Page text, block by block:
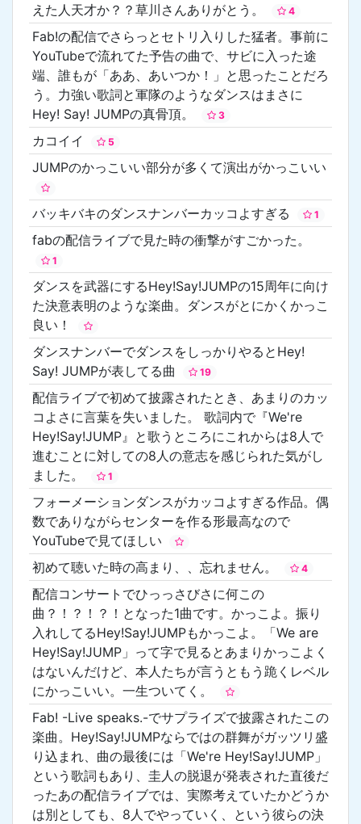
えた人天才か？？草川さんありがとう。
4
Fab!の配信でさらっとセトリ入りした猛者。事前に
YouTubeで流れてた予告の曲で、サビに入った途
端、誰もが「ああ、あいつか！」と思ったことだろ
う。力強い歌詞と軍隊のようなダンスはまさに
Hey! Say! JUMPの真骨頂。
3
カコイイ 5
JUMPのかっこいい部分が多くて演出がかっこいい
バッキバキのダンスナンバーカッコよすぎる 1
fabの配信ライブで見た時の衝撃がすごかった。
1
ダンスを武器にするHey!Say!JUMPの15周年に向け
た決意表明のような楽曲。ダンスがとにかくかっこ
良い！
ダンスナンバーでダンスをしっかりやるとHey!
Say! JUMPが表してる曲
19
配信ライブで初めて披露されたとき、あまりのカッ
コよさに言葉を失いました。 歌詞内で『We're
Hey!Say!JUMP』と歌うところにこれからは8人で
進むことに対しての8人の意志を感じられた気がし
ました。
1
フォーメーションダンスがカッコよすぎる作品。偶
数でありながらセンターを作る形最高なので
YouTubeで見てほしい
初めて聴いた時の高まり、、忘れません。
4
配信コンサートでひっっさびさに何この
曲？！？！？！となった1曲です。かっこよ。振り
入れしてるHey!Say!JUMPもかっこよ。「We are
Hey!Say!JUMP」って字で見るとあまりかっこよく
はないんだけど、本人たちが言うともう跪くレベル
にかっこいい。一生ついてく。
Fab! -Live speaks.-でサプライズで披露されたこの
楽曲。Hey!Say!JUMPならではの群舞がガッツリ盛
り込まれ、曲の最後には「We're Hey!Say!JUMP」
という歌詞もあり、圭人の脱退が発表された直後だ
ったあの配信ライブでは、実際考えていたかどうか
は別としても、8人でやっていく、という彼らの決